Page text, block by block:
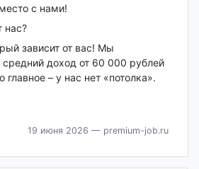
с нами!
нас?
зависит от вас! Мы
средний доход от 60 000 рублей
главное – у нас нет «потолка».
19 июня 2026 — premium-job.ru